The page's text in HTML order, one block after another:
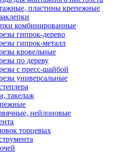
пластины крепежные
комбинированные
гипрок-дерево
гипрок-металл
кровельные
по дереву
с пресс-шайбой
универсальные
такелаж
нейлоновые
торцевых